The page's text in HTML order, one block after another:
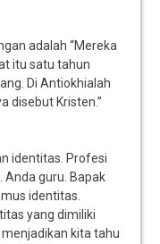
adalah “Mereka
itu satu tahun
Di Antiokhialah
disebut Kristen.”
identitas. Profesi
Anda guru. Bapak
identitas.
yang dimiliki
kita tahu